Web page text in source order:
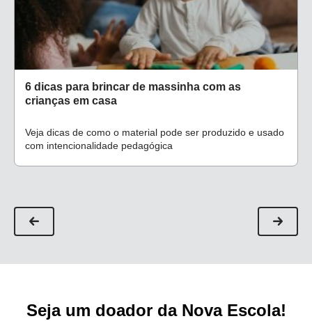
6 dicas para brincar de massinha com as
crianças em casa
Veja dicas de como o material pode ser produzido e usado
com intencionalidade pedagógica
Seja um doador da Nova Escola!